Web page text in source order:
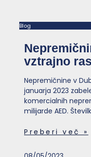
Blog
vztrajno
Nepremičnine v
januarja 2023
komercialnih
milijarde AED.
Preberi več »